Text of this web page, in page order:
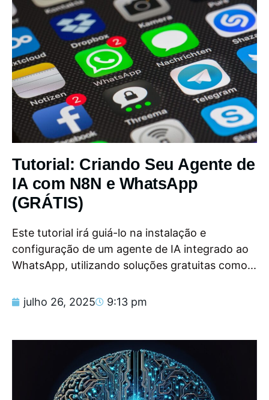
Tutorial: Criando Seu Agente de
IA com N8N e WhatsApp
(GRÁTIS)
Este tutorial irá guiá-lo na instalação e
configuração de um agente de IA integrado ao
WhatsApp, utilizando soluções gratuitas como...
julho 26, 2025 9:13 pm